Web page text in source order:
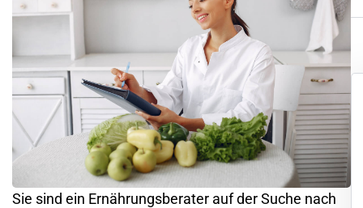
Sie sind ein Ernährungsberater auf der Suche nach